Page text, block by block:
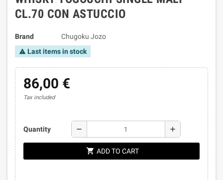
CL.70 CON ASTUCCIO
Brand Chugoku Jozo
warning Last items in stock
86,00 €
Tax included
Quantity remove add
shopping_cart ADD TO CART